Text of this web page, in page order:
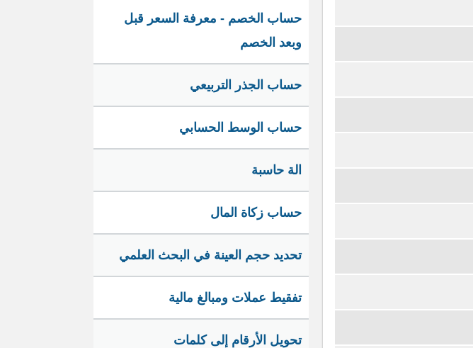
حساب الخصم - معرفة السعر قبل
وبعد الخصم
حساب الجذر التربيعي
حساب الوسط الحسابي
الة حاسبة
حساب زكاة المال
تحديد حجم العينة في البحث العلمي
تفقيط عملات ومبالغ مالية
تحويل الأرقام إلى كلمات